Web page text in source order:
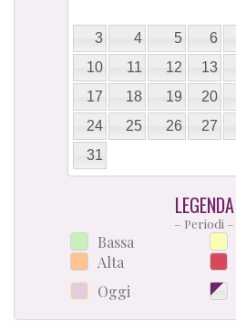
3
4 5 6
10
11 12 13
17
18 19 20
24
25 26 27
31
LEGENDA
– Periodi –
Bassa
Alta
Oggi